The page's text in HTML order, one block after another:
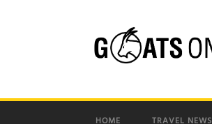
HOME TRAVEL NEWS